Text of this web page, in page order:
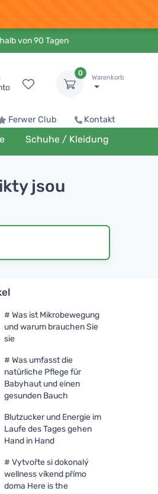
von 90 Tagen
0
Warenkorb
Ferwer Club Kontakt
Schuhe / Kleidung
jsou
# Was ist Mikrobewegung
und warum brauchen Sie
sie
# Was umfasst die
natürliche Pflege für
Babyhaut und einen
gesunden Bauch
Blutzucker und Energie im
Laufe des Tages gehen
Hand in Hand
# Vytvořte si dokonalý
wellness víkend přímo
doma Here is the